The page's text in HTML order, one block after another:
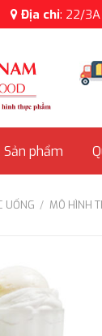
Địa chỉ: 22/3A
Sản phẩm
UỐNG / MÔ HÌNH